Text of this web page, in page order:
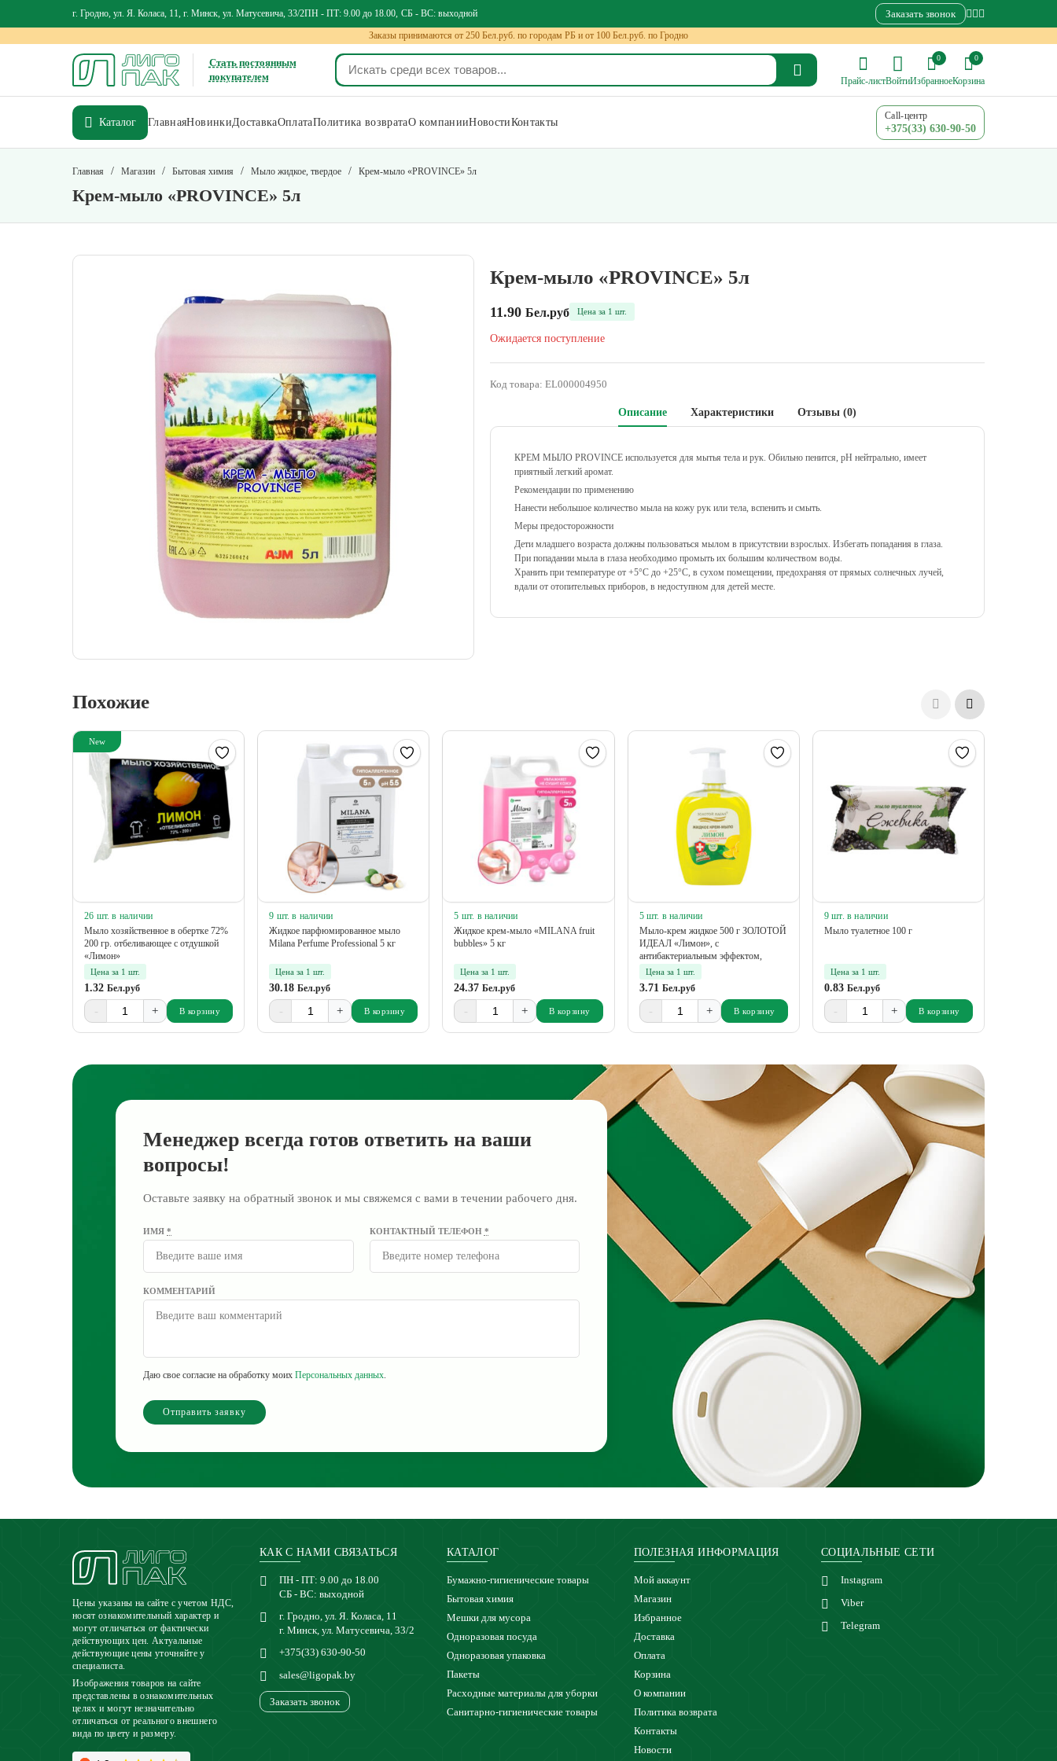
г. Гродно, ул. Я. Коласа, 11, г. Минск, ул. Матусевича, 33/2ПН - ПТ: 9.00 до 18.00 СБ - ВС: выходной Заказать звонок
Заказы принимаются от 250 Бел.руб. по городам РБ и от 100 Бел.руб. по Гродно
Стать постоянным
покупателем
Прайс-листВойти
0
Избранное
0
Корзина
Каталог ГлавнаяНовинкиДоставкаОплатаПолитика возвратаО компанииНовостиКонтакты
Call-центр
+375(33) 630-90-50
Главная / Магазин / Бытовая химия / Мыло жидкое, твердое / Крем-мыло «PROVINCE» 5л
Крем-мыло «PROVINCE» 5л
Крем-мыло «PROVINCE» 5л
11.90 Бел.руб Цена за 1 шт.
Ожидается поступление
Код товара: EL000004950
Описание Характеристики Отзывы (0)
КРЕМ МЫЛО PROVINCE используется для мытья тела и рук. Обильно пенится, рН нейтрально, имеет
приятный легкий аромат.
Рекомендации по применению
Нанести небольшое количество мыла на кожу рук или тела, вспенить и смыть.
Меры предосторожности
Дети младшего возраста должны пользоваться мылом в присутствии взрослых. Избегать попадания в глаза.
При попадании мыла в глаза необходимо промыть их большим количеством воды.
Хранить при температуре от +5°С до +25°С, в сухом помещении, предохраняя от прямых солнечных лучей,
вдали от отопительных приборов, в недоступном для детей месте.
Похожие
New
26 шт. в наличии
Мыло хозяйственное в обертке 72%
200 гр. отбеливающее с отдушкой
«Лимон»
Цена за 1 шт.
1.32 Бел.руб
- + В корзину
9 шт. в наличии
Жидкое парфюмированное мыло
Milana Perfume Professional 5 кг
Цена за 1 шт.
30.18Бел.руб
- + В корзину
5 шт. в наличии
Жидкое крем-мыло «MILANA fruit
bubbles» 5 кг
Цена за 1 шт.
24.37Бел.руб
- + В корзину
5 шт. в наличии
Мыло-крем жидкое 500 г ЗОЛОТОЙ
ИДЕАЛ «Лимон», с
антибактериальным эффектом,
доза...
Цена за 1 шт.
3.71 Бел.руб
- + В корзину
9 шт. в наличии
Мыло туалетное 100 г
Цена за 1 шт.
0.83 Бел.руб
- + В корзину
Менеджер всегда готов ответить на ваши
вопросы!
Оставьте заявку на обратный звонок и мы свяжемся с вами в течении рабочего дня.
ИМЯ * КОНТАКТНЫЙ ТЕЛЕФОН *
КОММЕНТАРИЙ
Даю свое согласие на обработку моих Персональных данных.
Отправить заявку
Цены указаны на сайте с учетом НДС,
носят ознакомительный характер и
могут отличаться от фактически
действующих цен. Актуальные
действующие цены уточняйте у
специалиста.
Изображения товаров на сайте
представлены в ознакомительных
целях и могут незначительно
отличаться от реального внешнего
вида по цвету и размеру.
КАК С НАМИ СВЯЗАТЬСЯ
ПН - ПТ: 9.00 до 18.00
СБ - ВС: выходной
г. Гродно, ул. Я. Коласа, 11
г. Минск, ул. Матусевича, 33/2
+375(33) 630-90-50
sales@ligopak.by
Заказать звонок
КАТАЛОГ
Бумажно-гигиенические товары
Бытовая химия
Мешки для мусора
Одноразовая посуда
Одноразовая упаковка
Пакеты
Расходные материалы для уборки
Санитарно-гигиенические товары
ПОЛЕЗНАЯ ИНФОРМАЦИЯ
Мой аккаунт
Магазин
Избранное
Доставка
Оплата
Корзина
О компании
Политика возврата
Контакты
Новости
СОЦИАЛЬНЫЕ СЕТИ
Instagram
Viber
Telegram